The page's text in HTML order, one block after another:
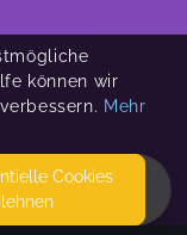
können wir
Mehr
Cookies